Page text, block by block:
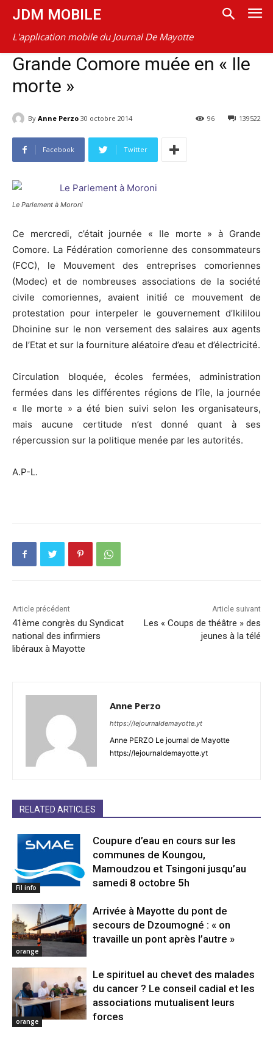
JDM MOBILE
L'application mobile du Journal De Mayotte
Grande Comore muée en « Ile
morte »
By Anne Perzo 30 octobre 2014 139522
96
Facebook Twitter
Le Parlement à Moroni
Ce mercredi, c’était journée « Ile morte » à Grande
Comore. La Fédération comorienne des consommateurs
(FCC), le Mouvement des entreprises comoriennes
(Modec) et de nombreuses associations de la société
civile comoriennes, avaient initié ce mouvement de
protestation pour interpeler le gouvernement d’Ikililou
Dhoinine sur le non versement des salaires aux agents
de l’Etat et sur la fourniture aléatoire d’eau et d’électricité.
Circulation bloquée, écoles fermées, administration
fermées dans les différentes régions de l’île, la journée
« Ile morte » a été bien suivi selon les organisateurs,
mais aucune certitude n’est donné quant à ses
répercussion sur la politique menée par les autorités.
A.P-L.
Article précédent
41ème congrès du Syndicat
national des infirmiers
libéraux à Mayotte
Article suivant
Les « Coups de théâtre » des
jeunes à la télé
Anne Perzo
https://lejournaldemayotte.yt
Anne PERZO Le journal de Mayotte
https://lejournaldemayotte.yt
RELATED ARTICLES
Fil info
Coupure d’eau en cours sur les
communes de Koungou,
Mamoudzou et Tsingoni jusqu’au
samedi 8 octobre 5h
orange
Arrivée à Mayotte du pont de
secours de Dzoumogné : « on
travaille un pont après l’autre »
orange
Le spirituel au chevet des malades
du cancer ? Le conseil cadial et les
associations mutualisent leurs
forces